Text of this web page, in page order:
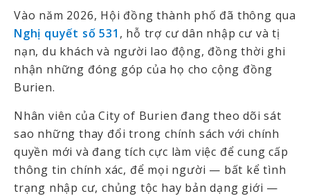
Vào năm 2026, Hội đồng thành phố đã thông qua
Nghị quyết số 531 , hỗ trợ cư dân nhập cư và tị
nạn, du khách và người lao động, đồng thời ghi
nhận những đóng góp của họ cho cộng đồng
Burien.
Nhân viên của City of Burien đang theo dõi sát
sao những thay đổi trong chính sách với chính
quyền mới và đang tích cực làm việc để cung cấp
thông tin chính xác, để mọi người — bất kể tình
trạng nhập cư, chủng tộc hay bản dạng giới —